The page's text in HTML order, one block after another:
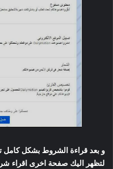
و بعد قراءة الشروط بشكل كامل
لتظهر اليك صفحة اخرى اقراء